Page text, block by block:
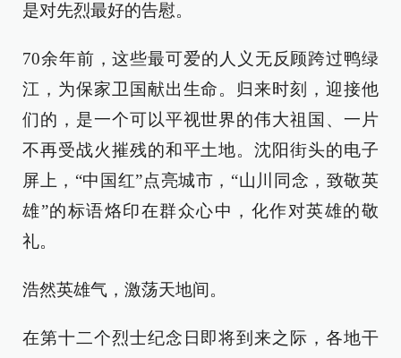
是对先烈最好的告慰。
70余年前，这些最可爱的人义无反顾跨过鸭绿
江，为保家卫国献出生命。归来时刻，迎接他
们的，是一个可以平视世界的伟大祖国、一片
不再受战火摧残的和平土地。沈阳街头的电子
屏上，“中国红”点亮城市，“山川同念，致敬英
雄”的标语烙印在群众心中，化作对英雄的敬
礼。
浩然英雄气，激荡天地间。
在第十二个烈士纪念日即将到来之际，各地干